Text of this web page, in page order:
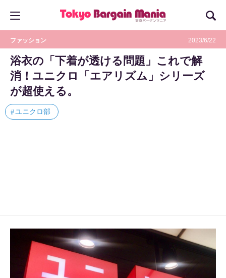
ファッション 2023/6/22
浴衣の「下着が透ける問題」これで解
消！ユニクロ「エアリズム」シリーズ
が超使える。
ユニクロ部